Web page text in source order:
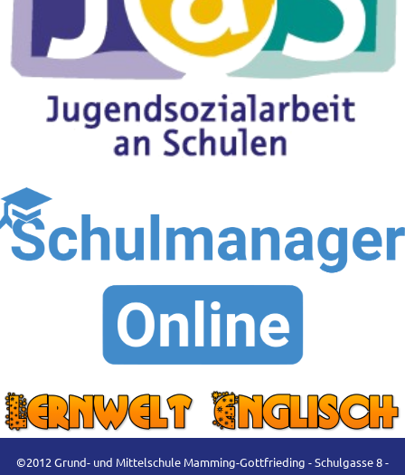
©2012 Grund- und Mittelschule Mamming-Gottfrieding - Schulgasse 8 -